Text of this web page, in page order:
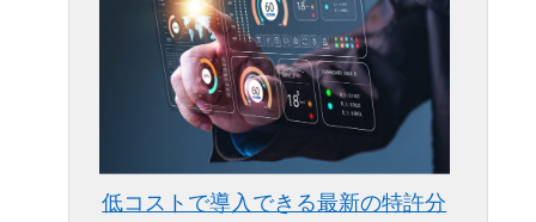
低コストで導入できる最新の特許分